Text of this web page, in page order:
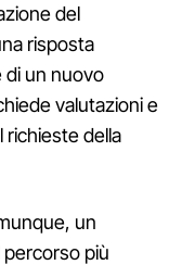
del
risposta
di un nuovo
valutazioni e
richieste della
un
più